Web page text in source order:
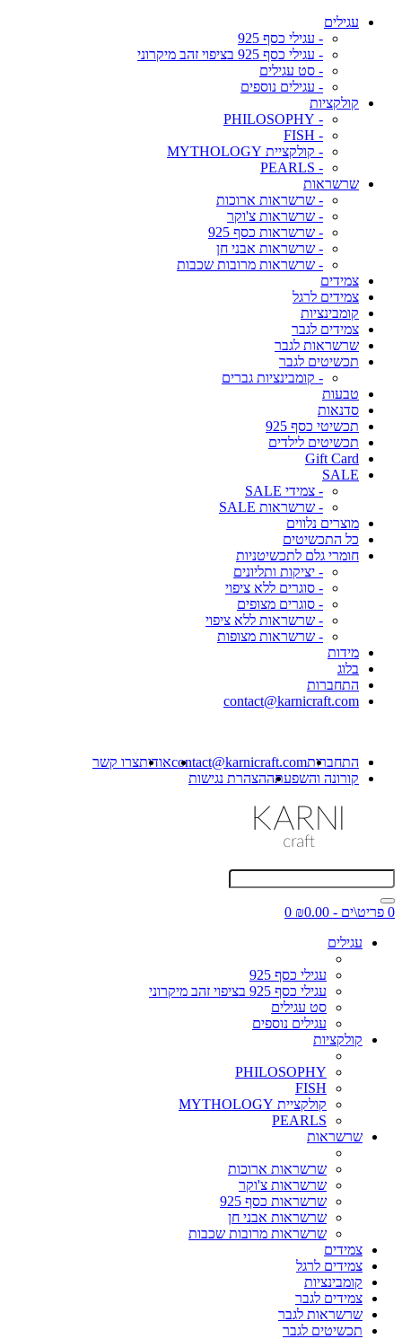
עגילים
- עגילי כסף 925
- עגילי כסף 925 בציפוי זהב מיקרוני
- סט עגילים
- עגילים נוספים
קולקציות
- PHILOSOPHY
- FISH
- קולקציית MYTHOLOGY
- PEARLS
שרשראות
- שרשראות ארוכות
- שרשראות צ'וקר
- שרשראות כסף 925
- שרשראות אבני חן
- שרשראות מרובות שכבות
צמידים
צמידים לרגל
קומבינציות
צמידים לגבר
שרשראות לגבר
תכשיטים לגבר
- קומבינציות גברים
טבעות
סדנאות
תכשיטי כסף 925
תכשיטים לילדים
Gift Card
SALE
- צמידי SALE
- שרשראות SALE
מוצרים נלווים
כל התכשיטים
חומרי גלם לתכשיטניות
- יציקות ותליונים
- סוגרים ללא ציפוי
- סוגרים מצופים
- שרשראות ללא ציפוי
- שרשראות מצופות
מידות
בלוג
התחברות
contact@karnicraft.com
התחברותcontact@karnicraft.comאודותצרו קשר
קורונה והשפעתההצהרת נגישות
0 פריט\ים - ₪0.00
0
עגילים
עגילי כסף 925
עגילי כסף 925 בציפוי זהב מיקרוני
סט עגילים
עגילים נוספים
קולקציות
PHILOSOPHY
FISH
קולקציית MYTHOLOGY
PEARLS
שרשראות
שרשראות ארוכות
שרשראות צ'וקר
שרשראות כסף 925
שרשראות אבני חן
שרשראות מרובות שכבות
צמידים
צמידים לרגל
קומבינציות
צמידים לגבר
שרשראות לגבר
תכשיטים לגבר